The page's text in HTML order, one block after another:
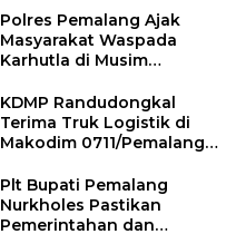
Polres Pemalang Ajak
Masyarakat Waspada
Karhutla di Musim
KDMP Randudongkal
Terima Truk Logistik di
Makodim 0711/Pemalang
Desa
Plt Bupati Pemalang
Nurkholes Pastikan
Pemerintahan dan